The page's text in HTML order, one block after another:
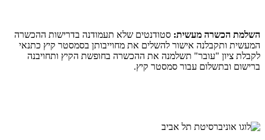
השלמת הכשרה מעשית: סטודנטים שלא תעמודנה בדרישות ההכשרה
המעשית ותקבלנה אישור להשלים את מחוייבותן בסמסטר קיץ כתנאי
לקבלת ציון "עובר" תשלמנה את ההכשרה בחופשת הקיץ ותחויבנה
ברישום ובתשלום עבור סמסטר קיץ.